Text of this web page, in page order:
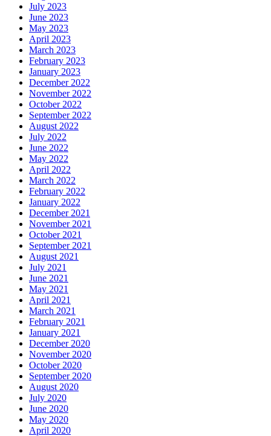
July 2023
June 2023
May 2023
April 2023
March 2023
February 2023
January 2023
December 2022
November 2022
October 2022
September 2022
August 2022
July 2022
June 2022
May 2022
April 2022
March 2022
February 2022
January 2022
December 2021
November 2021
October 2021
September 2021
August 2021
July 2021
June 2021
May 2021
April 2021
March 2021
February 2021
January 2021
December 2020
November 2020
October 2020
September 2020
August 2020
July 2020
June 2020
May 2020
April 2020